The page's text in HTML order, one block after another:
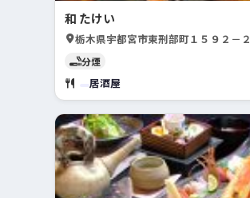
和 たけい
栃木県宇都宮市東刑部町１５９２－２
分煙
居酒屋